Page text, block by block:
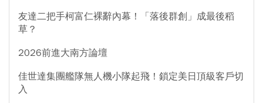
友達二把手柯富仁裸辭內幕！「落後群創」成最後稻
草？
2026前進大南方論壇
佳世達集團艦隊無人機小隊起飛！鎖定美日頂級客戶切
入